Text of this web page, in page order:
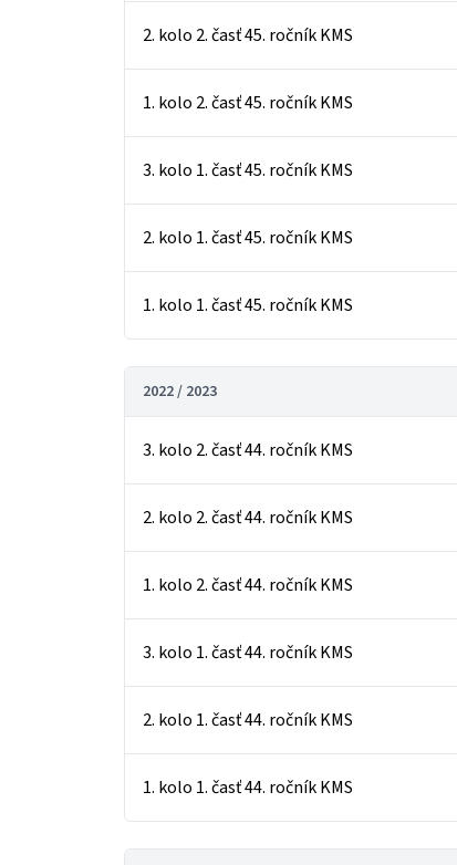
2. kolo 2. časť 45. ročník KMS
1. kolo 2. časť 45. ročník KMS
3. kolo 1. časť 45. ročník KMS
2. kolo 1. časť 45. ročník KMS
1. kolo 1. časť 45. ročník KMS
2022 / 2023
3. kolo 2. časť 44. ročník KMS
2. kolo 2. časť 44. ročník KMS
1. kolo 2. časť 44. ročník KMS
3. kolo 1. časť 44. ročník KMS
2. kolo 1. časť 44. ročník KMS
1. kolo 1. časť 44. ročník KMS